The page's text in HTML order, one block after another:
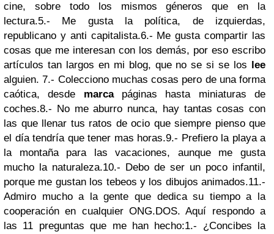
cine, sobre todo los mismos géneros que en la
lectura.5.- Me gusta la política, de izquierdas,
republicano y anti capitalista.6.- Me gusta compartir las
cosas que me interesan con los demás, por eso escribo
artículos tan largos en mi blog, que no se si se los lee
alguien.7.- Colecciono muchas cosas pero de una forma
caótica, desde marcapáginas hasta miniaturas de
coches.8.- No me aburro nunca, hay tantas cosas con
las que llenar tus ratos de ocio que siempre pienso que
el día tendría que tener mas horas.9.- Prefiero la playa a
la montaña para las vacaciones, aunque me gusta
mucho la naturaleza.10.- Debo de ser un poco infantil,
porque me gustan los tebeos y los dibujos animados.11.-
Admiro mucho a la gente que dedica su tiempo a la
cooperación en cualquier ONG.DOS. Aquí respondo a
las 11 preguntas que me han hecho:1.- ¿Concibes la